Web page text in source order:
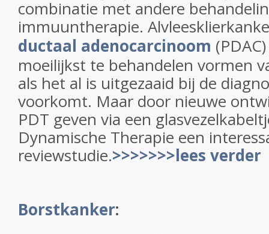
combinatie met andere
immuuntherapie.
ductaal adenocarcinoom
moeilijkst te behandelen vormen
als het al is uitgezaaid bij de
voorkomt. Maar door nieuwe
PDT geven via een
Dynamische Therapie een
reviewstudie.>>>>>>>lees verder
Borstkanker: